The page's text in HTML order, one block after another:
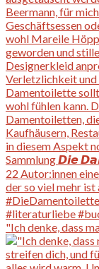
"Ich denke, dass